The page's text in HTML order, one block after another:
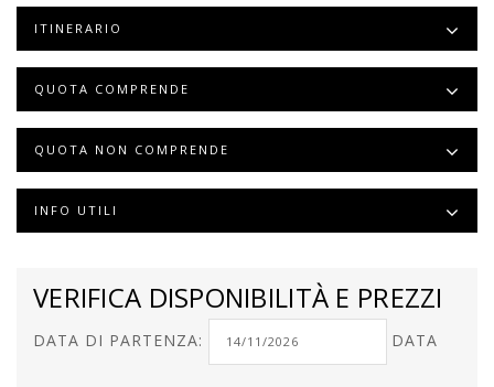
ITINERARIO
QUOTA COMPRENDE
QUOTA NON COMPRENDE
INFO UTILI
VERIFICA DISPONIBILITÀ E PREZZI
DATA DI PARTENZA: DATA